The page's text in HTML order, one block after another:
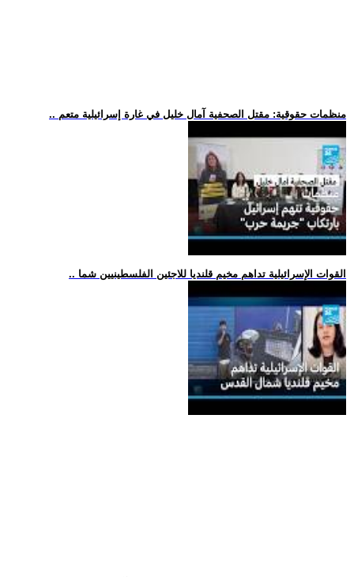
.. منظمات حقوقية: مقتل الصحفية آمال خليل في غارة إسرائيلية متعم
.. القوات الإسرائيلية تداهم مخيم قلنديا للاجئين الفلسطينيين شما